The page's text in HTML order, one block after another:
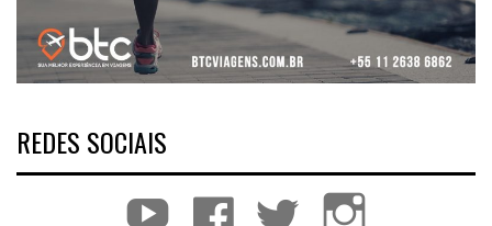
REDES SOCIAIS
YouTube Facebook Twitter